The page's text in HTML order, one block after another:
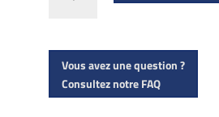
courante
fond
de
Vous avez une question ?
Consultez notre FAQ